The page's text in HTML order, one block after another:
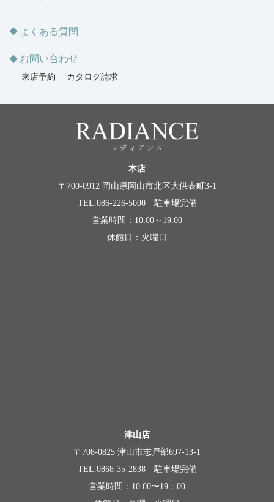
よくある質問
お問い合わせ
来店予約 カタログ請求
本店
〒700-0912 岡山県岡山市北区大供表町3-1
TEL.086-226-5000 駐車場完備
営業時間：10:00～19:00
休館日：火曜日
津山店
〒708-0825 津山市志戸部697-13-1
TEL.0868-35-2838 駐車場完備
営業時間：10:00〜19：00